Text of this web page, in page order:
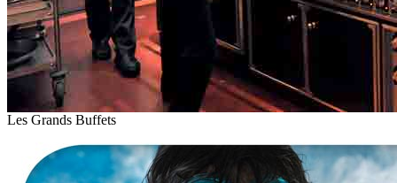
Les Grands Buffets